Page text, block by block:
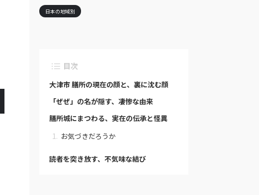
日本の地域別
目次
大津市 膳所の現在の顔と、裏に沈む顔
「ぜぜ」の名が隠す、凄惨な由来
膳所城にまつわる、実在の伝承と怪異
お気づきだろうか
読者を突き放す、不気味な結び